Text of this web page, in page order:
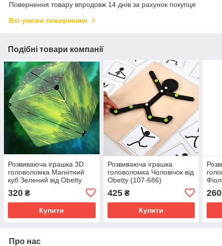
Повернення товару впродовж 14 днів за рахунок покупця
Всі умови повернення
Подібні товари компанії
Розвиваюча іграшка 3D
головоломка Магнітний
куб Зелений від Obetty
320 ₴
Купити
Розвиваюча іграшка
головоломка Чоловічок від
Obetty (107-686)
425₴
Купити
260
Про нас